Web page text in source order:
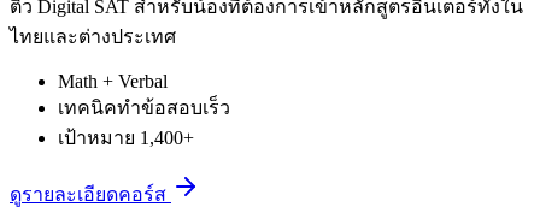
ติว Digital SAT สำหรับน้องที่ต้องการเข้าหลักสูตรอินเตอร์ทั้งใน
ไทยและต่างประเทศ
Math + Verbal
เทคนิคทำข้อสอบเร็ว
เป้าหมาย 1,400+
ดูรายละเอียดคอร์ส